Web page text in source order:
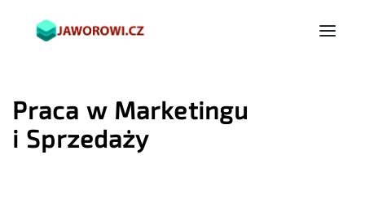
Praca w Marketingu
i Sprzedaży